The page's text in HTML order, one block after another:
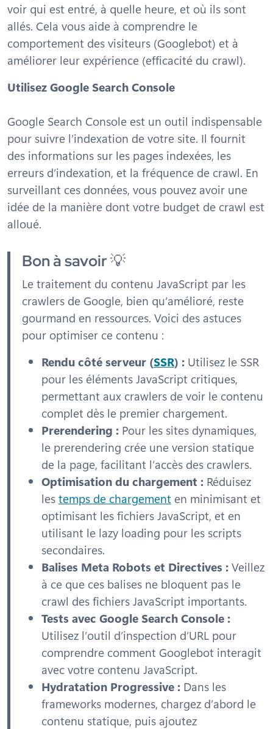
voir qui est entré, à quelle heure, et où ils sont
allés. Cela vous aide à comprendre le
comportement des visiteurs (Googlebot) et à
améliorer leur expérience (efficacité du crawl).
Utilisez Google Search Console
Google Search Console est un outil indispensable
pour suivre l’indexation de votre site. Il fournit
des informations sur les pages indexées, les
erreurs d’indexation, et la fréquence de crawl. En
surveillant ces données, vous pouvez avoir une
idée de la manière dont votre budget de crawl est
alloué.
Bon à savoir💡
Le traitement du contenu JavaScript par les
crawlers de Google, bien qu’amélioré, reste
gourmand en ressources. Voici des astuces
pour optimiser ce contenu :
Rendu côté serveur (SSR) :Utilisez le SSR
pour les éléments JavaScript critiques,
permettant aux crawlers de voir le contenu
complet dès le premier chargement.
Prerendering :Pour les sites dynamiques,
le prerendering crée une version statique
de la page, facilitant l’accès des crawlers.
Optimisation du chargement :Réduisez
lestemps de chargement en minimisant et
optimisant les fichiers JavaScript, et en
utilisant le lazy loading pour les scripts
secondaires.
Balises Meta Robots et Directives :Veillez
à ce que ces balises ne bloquent pas le
crawl des fichiers JavaScript importants.
Tests avec Google Search Console :
Utilisez l’outil d’inspection d’URL pour
comprendre comment Googlebot interagit
avec votre contenu JavaScript.
Hydratation Progressive :Dans les
frameworks modernes, chargez d’abord le
contenu statique, puis ajoutez